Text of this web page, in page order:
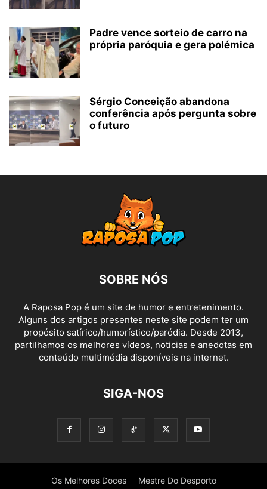
Padre vence sorteio de carro na
própria paróquia e gera polémica
Sérgio Conceição abandona
conferência após pergunta sobre
o futuro
SOBRE NÓS
A Raposa Pop é um site de humor e entretenimento.
Alguns dos artigos presentes neste site podem ter um
propósito satírico/humorístico/paródia. Desde 2013,
partilhamos os melhores vídeos, noticias e anedotas em
conteúdo multimédia disponíveis na internet.
SIGA-NOS
Os Melhores Doces Mestre Do Desporto